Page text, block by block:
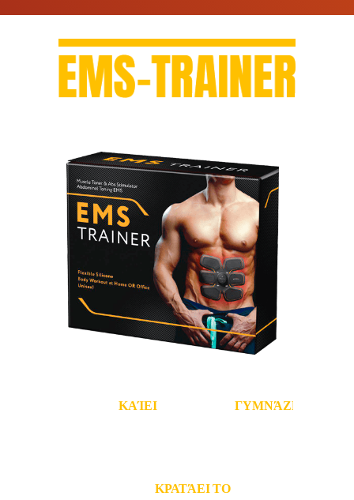
ΚΑΊΕΙ
ΓΥΜΝΆΖΕΙ
ΚΡΑΤΆΕΙ ΤΟ